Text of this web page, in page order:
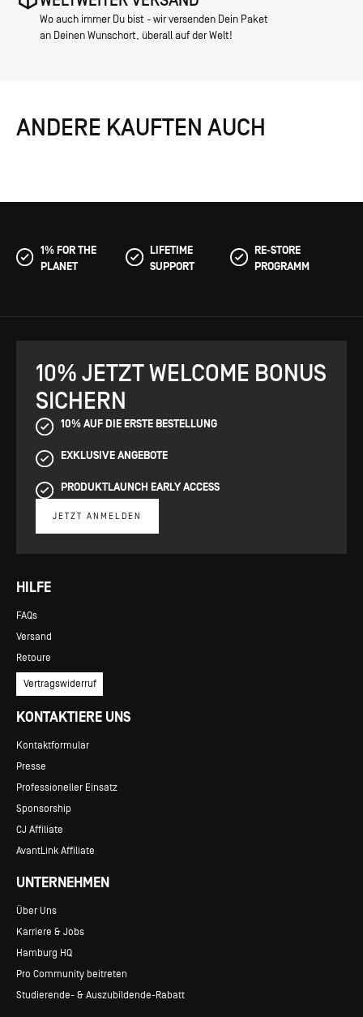
Wo auch immer Du bist - wir versenden Dein Paket
an Deinen Wunschort, überall auf der Welt!
ANDERE KAUFTEN AUCH
1% FOR THE
PLANET
LIFETIME
SUPPORT
RE-STORE
PROGRAMM
HILFE
FAQs
Versand
Retoure
Vertragswiderruf
KONTAKTIERE UNS
Kontaktformular
Presse
Professioneller Einsatz
Sponsorship
CJ Affiliate
AvantLink Affiliate
UNTERNEHMEN
Über Uns
Karriere & Jobs
Hamburg HQ
Pro Community beitreten
Studierende- & Auszubildende-Rabatt
10% JETZT WELCOME BONUS
SICHERN
10% AUF DIE ERSTE BESTELLUNG
EXKLUSIVE ANGEBOTE
PRODUKTLAUNCH EARLY ACCESS
JETZT ANMELDEN